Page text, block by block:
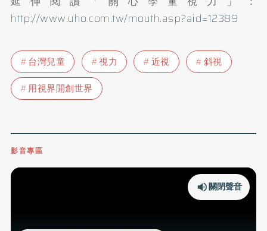
http://www.uho.com.tw/mouth.asp?aid=12389
台灣兒童 視力 近視
斜視
用視界開創世界
影音專區
關閉聲音